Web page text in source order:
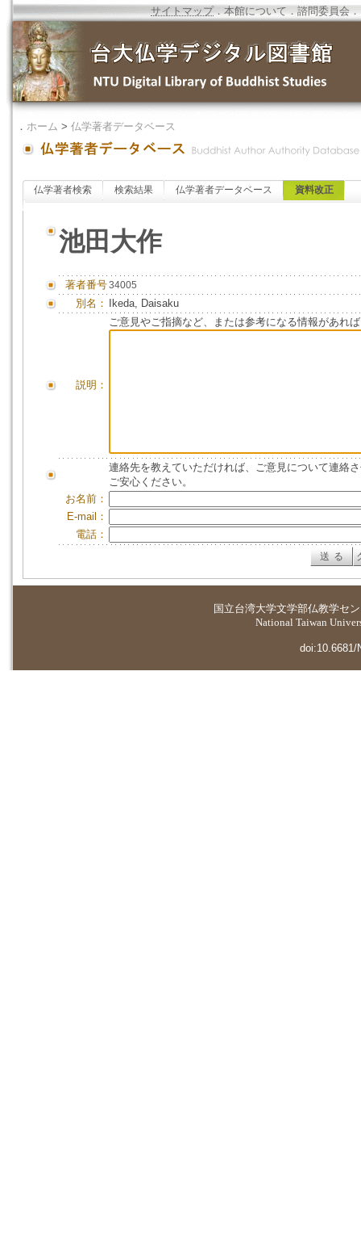
サイトマップ．本館について ．諮問委員会 ．
． ホーム > 仏学著者データベース
仏学著者検索 検索結果 仏学著者データベース 資料改正
池田大作
著者番号34005
別名： Ikeda, Daisaku
説明：
ご意見やご指摘など、または参考になる情報があれ
連絡先を教えていただければ、ご意見について連絡
ご安心ください。
お名前：
E-mail：
電話：
国立台湾大学文学部仏教学セ
National Taiwan
doi:10.6681/